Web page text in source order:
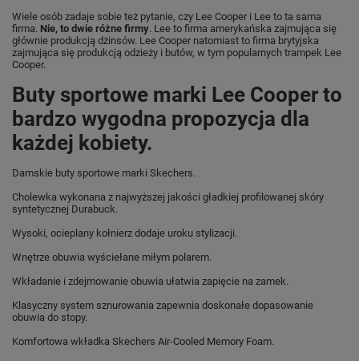
Wiele osób zadaje sobie też pytanie, czy Lee Cooper i Lee to ta sama
firma. Nie, to dwie różne firmy. Lee to firma amerykańska zajmująca się
głównie produkcją dżinsów. Lee Cooper natomiast to firma brytyjska
zajmująca się produkcją odzieży i butów, w tym popularnych trampek Lee
Cooper.
Buty sportowe marki Lee Cooper to
bardzo wygodna propozycja dla
każdej kobiety.
Damskie buty sportowe marki Skechers.
Cholewka wykonana z najwyższej jakości gładkiej profilowanej skóry
syntetycznej Durabuck.
Wysoki, ocieplany kołnierz dodaje uroku stylizacji.
Wnętrze obuwia wyściełane miłym polarem.
Wkładanie i zdejmowanie obuwia ułatwia zapięcie na zamek.
Klasyczny system sznurowania zapewnia doskonałe dopasowanie
obuwia do stopy.
Komfortowa wkładka Skechers Air-Cooled Memory Foam.